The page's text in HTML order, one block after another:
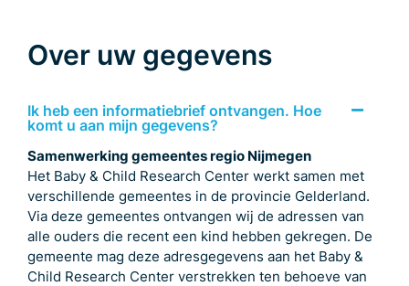
Over uw gegevens
Ik heb een informatiebrief ontvangen. Hoe
komt u aan mijn gegevens?
Samenwerking gemeentes regio Nijmegen
Het Baby & Child Research Center werkt samen met
verschillende gemeentes in de provincie Gelderland.
Via deze gemeentes ontvangen wij de adressen van
alle ouders die recent een kind hebben gekregen. De
gemeente mag deze adresgegevens aan het Baby &
Child Research Center verstrekken ten behoeve van